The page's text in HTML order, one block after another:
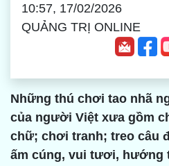
10:57, 17/02/2026
QUẢNG TRỊ ONLINE
Những thú chơi tao nhã
của người Việt xưa gồm
chữ; chơi tranh; treo câu
ấm cúng, vui tươi, hướng